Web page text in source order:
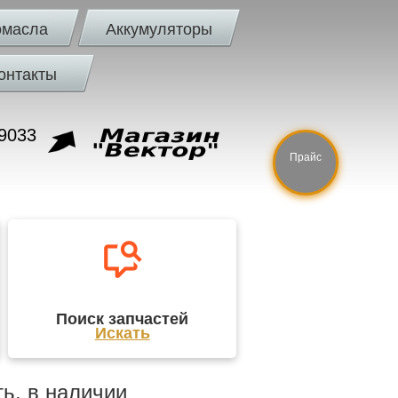
Аккумуляторы
Поиск запчастей
Искать
в наличии
Прайс